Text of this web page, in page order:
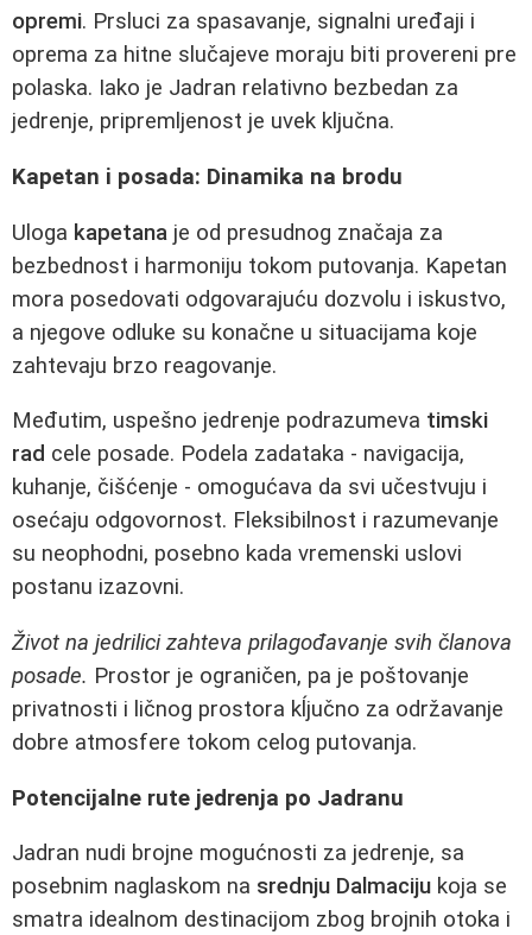
opremi. Prsluci za spasavanje, signalni uređaji i
oprema za hitne slučajeve moraju biti provereni pre
polaska. Iako je Jadran relativno bezbedan za
jedrenje, pripremljenost je uvek ključna.
Kapetan i posada: Dinamika na brodu
Uloga kapetana je od presudnog značaja za
bezbednost i harmoniju tokom putovanja. Kapetan
mora posedovati odgovarajuću dozvolu i iskustvo,
a njegove odluke su konačne u situacijama koje
zahtevaju brzo reagovanje.
Međutim, uspešno jedrenje podrazumeva timski
rad cele posade. Podela zadataka - navigacija,
kuhanje, čišćenje - omogućava da svi učestvuju i
osećaju odgovornost. Fleksibilnost i razumevanje
su neophodni, posebno kada vremenski uslovi
postanu izazovni.
Život na jedrilici zahteva prilagođavanje svih članova
posade. Prostor je ograničen, pa je poštovanje
privatnosti i ličnog prostora kĺjučno za održavanje
dobre atmosfere tokom celog putovanja.
Potencijalne rute jedrenja po Jadranu
Jadran nudi brojne mogućnosti za jedrenje, sa
posebnim naglaskom na srednju Dalmaciju koja se
smatra idealnom destinacijom zbog brojnih otoka i